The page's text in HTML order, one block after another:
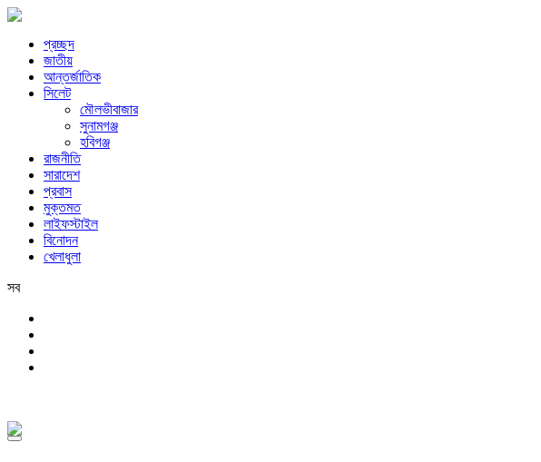
প্রচ্ছদ
জাতীয়
আন্তর্জাতিক
সিলেট
মৌলভীবাজার
সুনামগঞ্জ
হবিগঞ্জ
রাজনীতি
সারাদেশ
প্রবাস
মুক্তমত
লাইফস্টাইল
বিনোদন
খেলাধুলা
সব